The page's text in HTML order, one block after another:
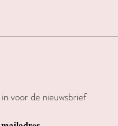
voor de nieuwsbrief